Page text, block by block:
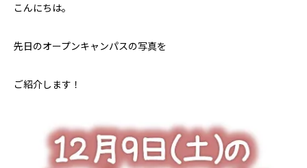
こんにちは。
先日のオープンキャンパスの写真を
ご紹介します！